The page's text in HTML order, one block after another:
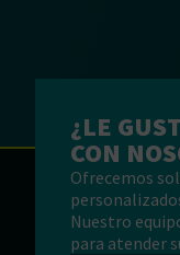
¿LE
CON
Ofrecemos
Nuestro
para atender